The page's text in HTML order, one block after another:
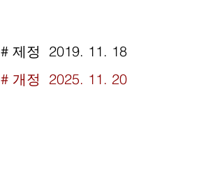
# 제정 2019. 11. 18
# 개정 2025. 11. 20